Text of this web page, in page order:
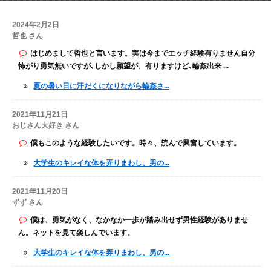
2024年2月2日
哲也 さん
はじめまして哲也と言います。実は今までエッチ経験有りません自分
怖がり勇気無いですが､しかし願望が、有りますけど､輪姦出来 ...
夏の暑い日に汗だくになりながら輪姦さ...
2021年11月21日
おじさん大好き さん
僕もこのような経験したいです。時々、読んで興奮しています。
大学生のキレイな体を弄りまわし、男の...
2021年11月20日
ずず さん
僕は、勇気がなく、なかなか一歩が踏み出せず男性経験がありませ
ん。ネットを見て楽しんでいます。
大学生のキレイな体を弄りまわし、男の...